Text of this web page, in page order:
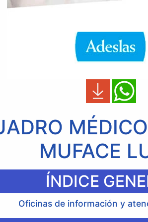
MUFACE
ÍNDICE
Oficinas de información y